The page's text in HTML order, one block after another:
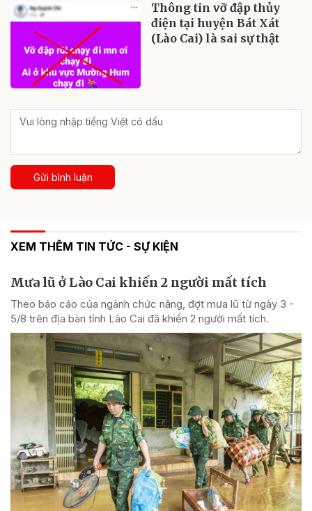
Thông tin vỡ đập thủy
điện tại huyện Bát Xát
(Lào Cai) là sai sự thật
Gửi bình luận
XEM THÊM TIN TỨC - SỰ KIỆN
Mưa lũ ở Lào Cai khiến 2 người mất tích
Theo báo cáo của ngành chức năng, đợt mưa lũ từ ngày 3 -
5/8 trên địa bàn tỉnh Lào Cai đã khiến 2 người mất tích.